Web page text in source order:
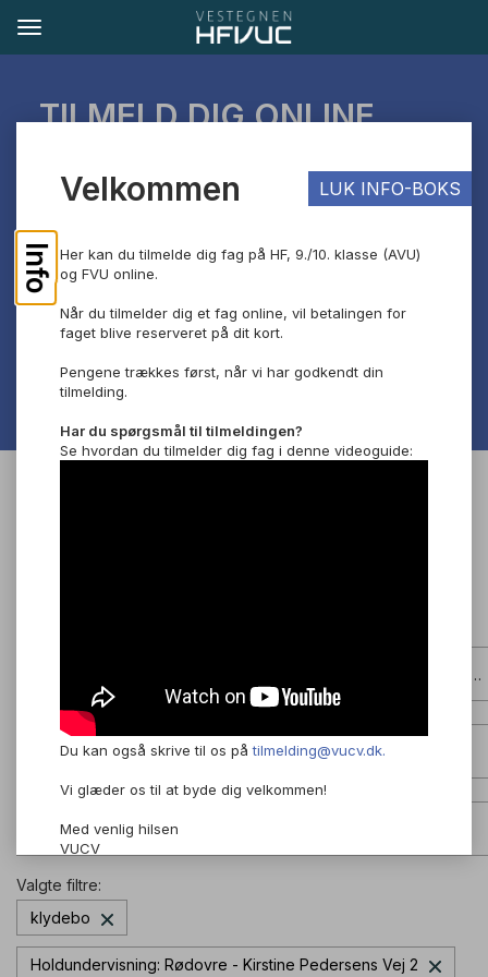
TILMELD DIG ONLINE
Hvis du har spørgsmål, kan du skrive til os på
tilmelding@vucv.dk.
Vi glæder os til at byde dig velkommen!
HF, AVU, FVU eller ordblindeundervisning?
Hvilke fag?
Valgte filtre:
klydebo
Holdundervisning: Rødovre - Kirstine Pedersens Vej 2
Info
Velkommen
Her kan du tilmelde dig fag på HF, 9./10. klasse (AVU)
og FVU online.
Når du tilmelder dig et fag online, vil betalingen for
faget blive reserveret på dit kort.
Pengene trækkes først, når vi har godkendt din
tilmelding.
Har du spørgsmål til tilmeldingen?
Se hvordan du tilmelder dig fag i denne videoguide:
Du kan også skrive til os påtilmelding@vucv.dk.
Vi glæder os til at byde dig velkommen!
Med venlig hilsen
VUCV
LUK INFO-BOKS